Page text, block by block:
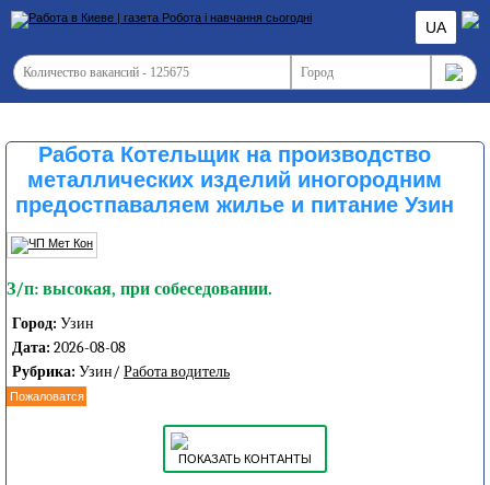
UA
Работа Котельщик на производство
металлических изделий иногородним
предостпаваляем жилье и питание Узин
З/п: высокая, при собеседовании.
Город: Узин
Дата: 2026-08-08
Рубрика: Узин/ Работа водитель
Пожаловатся
ПОКАЗАТЬ КОНТАНТЫ